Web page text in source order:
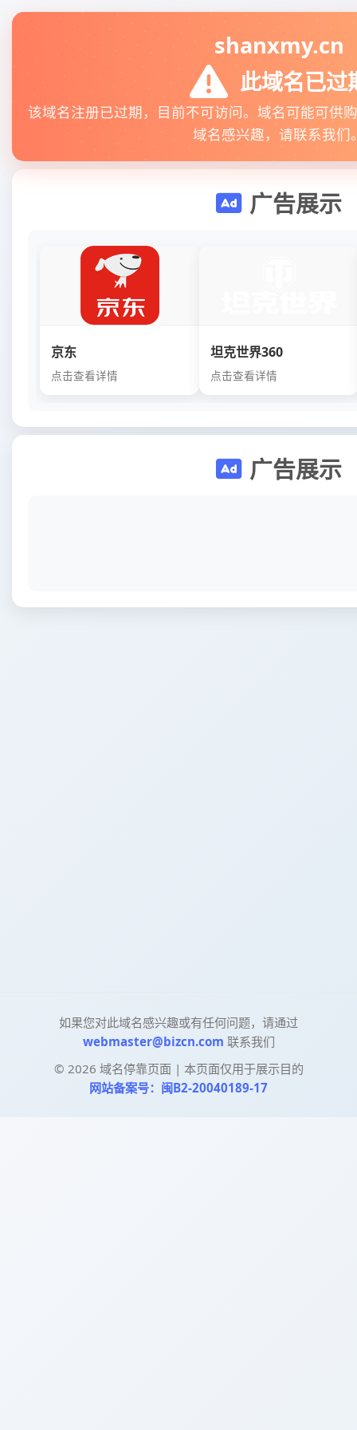
shanxmy.cn
此域名已过
该域名注册已过期，目前不可访问。域名可能可供
域名感兴趣，请联系我们
广告展示
京东
点击查看详情
坦克世界360
点击查看详情
广告展示
如果您对此域名感兴趣或有任何问题，请通过
webmaster@bizcn.com 联系我们
© 2026 域名停靠页面 | 本页面仅用于展示目的
网站备案号：闽B2-20040189-17